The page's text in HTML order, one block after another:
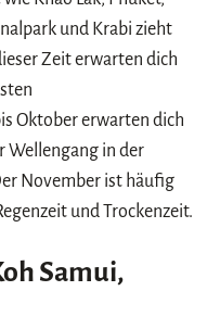
und Krabi zieht
Zeit erwarten dich
Oktober erwarten dich
Wellengang in der
November ist häufig
und Trockenzeit.
Samui,